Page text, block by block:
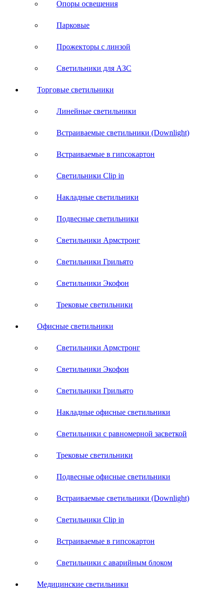
Опоры освещения
Парковые
Прожекторы с линзой
Светильники для АЗС
Торговые светильники
Линейные светильники
Встраиваемые светильники (Downlight)
Встраиваемые в гипсокартон
Светильники Clip in
Накладные светильники
Подвесные светильники
Светильники Армстронг
Светильники Грильято
Светильники Экофон
Трековые светильники
Офисные светильники
Светильники Армстронг
Светильники Экофон
Светильники Грильято
Накладные офисные светильники
Светильники с равномерной засветкой
Трековые светильники
Подвесные офисные светильники
Встраиваемые светильники (Downlight)
Светильники Clip in
Встраиваемые в гипсокартон
Светильники с аварийным блоком
Медицинские светильники